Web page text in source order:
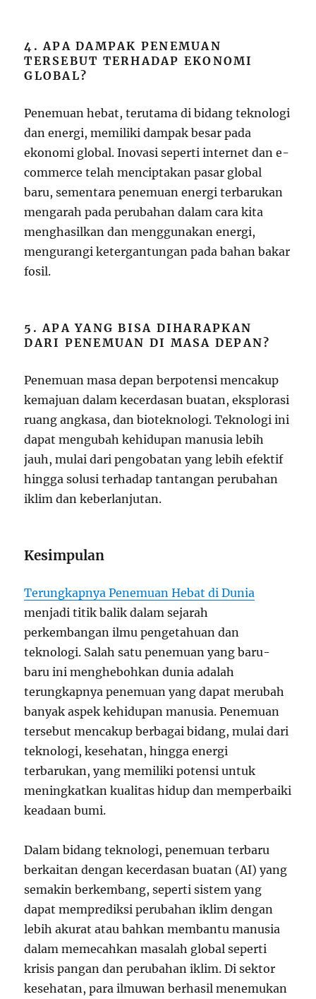
4. APA DAMPAK PENEMUAN
TERSEBUT TERHADAP EKONOMI
GLOBAL?
Penemuan hebat, terutama di bidang teknologi
dan energi, memiliki dampak besar pada
ekonomi global. Inovasi seperti internet dan e-
commerce telah menciptakan pasar global
baru, sementara penemuan energi terbarukan
mengarah pada perubahan dalam cara kita
menghasilkan dan menggunakan energi,
mengurangi ketergantungan pada bahan bakar
fosil.
5. APA YANG BISA DIHARAPKAN
DARI PENEMUAN DI MASA DEPAN?
Penemuan masa depan berpotensi mencakup
kemajuan dalam kecerdasan buatan, eksplorasi
ruang angkasa, dan bioteknologi. Teknologi ini
dapat mengubah kehidupan manusia lebih
jauh, mulai dari pengobatan yang lebih efektif
hingga solusi terhadap tantangan perubahan
iklim dan keberlanjutan.
Kesimpulan
Terungkapnya Penemuan Hebat di Dunia
menjadi titik balik dalam sejarah
perkembangan ilmu pengetahuan dan
teknologi. Salah satu penemuan yang baru-
baru ini menghebohkan dunia adalah
terungkapnya penemuan yang dapat merubah
banyak aspek kehidupan manusia. Penemuan
tersebut mencakup berbagai bidang, mulai dari
teknologi, kesehatan, hingga energi
terbarukan, yang memiliki potensi untuk
meningkatkan kualitas hidup dan memperbaiki
keadaan bumi.
Dalam bidang teknologi, penemuan terbaru
berkaitan dengan kecerdasan buatan (AI) yang
semakin berkembang, seperti sistem yang
dapat memprediksi perubahan iklim dengan
lebih akurat atau bahkan membantu manusia
dalam memecahkan masalah global seperti
krisis pangan dan perubahan iklim. Di sektor
kesehatan, para ilmuwan berhasil menemukan